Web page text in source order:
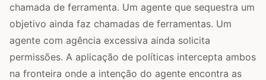
chamada de ferramenta. Um agente que sequestra um
objetivo ainda faz chamadas de ferramentas. Um
agente com agência excessiva ainda solicita
permissões. A aplicação de políticas intercepta ambos
na fronteira onde a intenção do agente encontra as